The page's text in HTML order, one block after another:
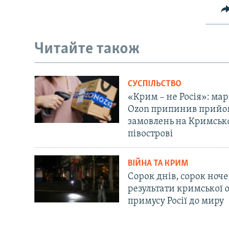
Читайте також
СУСПІЛЬСТВО
«Крим – не Росія»:
Ozon припинив
замовлень на
півострові
ВІЙНА ТА КРИМ
Сорок днів, сорок
результати кримської
примусу Росії до миру